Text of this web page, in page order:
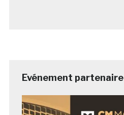
Evénement partenaire